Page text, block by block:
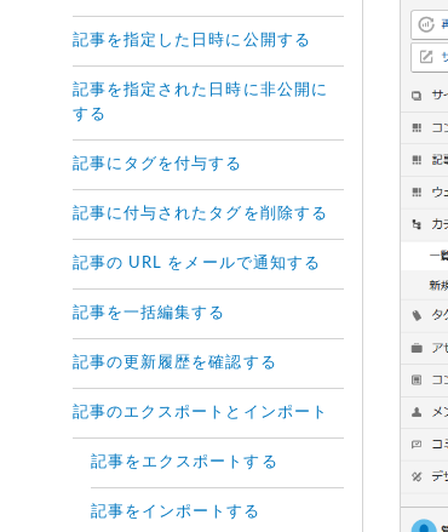
記事を指定した日時に公開する
記事を指定された日時に非公開に
する
記事にタグを付与する
記事に付与されたタグを削除する
記事の URL をメールで通知する
記事を一括編集する
記事の更新履歴を確認する
記事のエクスポートとインポート
記事をエクスポートする
記事をインポートする